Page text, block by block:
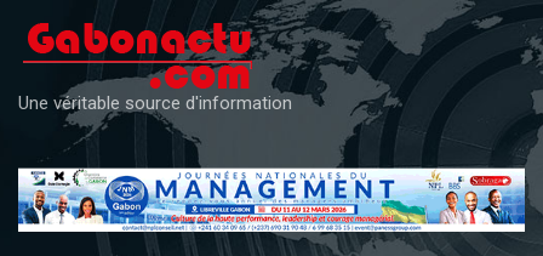
content
Une véritable source d'information